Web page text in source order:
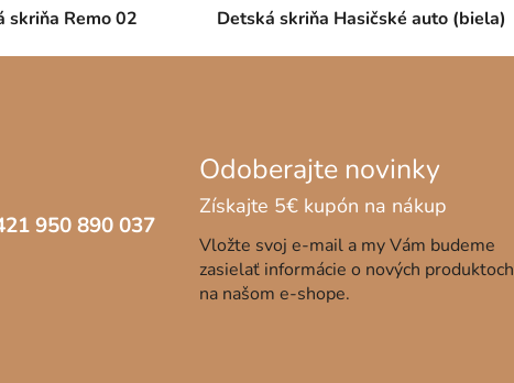
skriňa Remo 02 Detská skriňa Hasičské auto (biela)
950 890 037
Vložte svoj e-mail a my Vám budeme
zasielať informácie o nových produktoch
na našom e-shope.